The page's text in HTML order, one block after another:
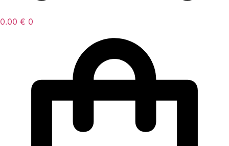
0.00 € 0